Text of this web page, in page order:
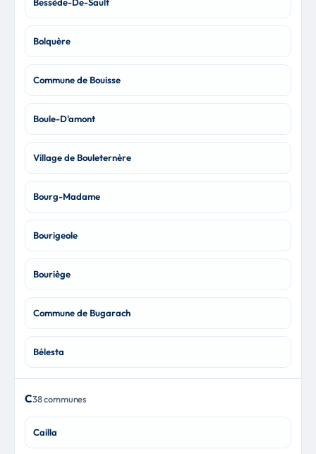
Bolquère
Commune de Bouisse
Boule-D'amont
Village de Bouleternère
Bourg-Madame
Bourigeole
Bouriège
Commune de Bugarach
Bélesta
C38 communes
Cailla